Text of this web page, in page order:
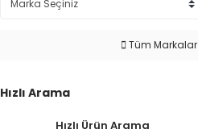
Tüm Markalar
Hızlı Arama
Hızlı Ürün Arama